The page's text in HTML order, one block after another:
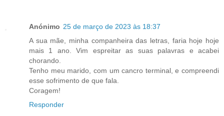
Anónimo 25 de março de 2023 às 18:37
A sua mãe, minha companheira das letras, faria hoje hoje
mais 1 ano. Vim espreitar as suas palavras e acabei
chorando.
Tenho meu marido, com um cancro terminal, e compreendi
esse sofrimento de que fala.
Coragem!
Responder